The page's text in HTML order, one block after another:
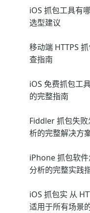
iOS 抓包工具有
选型建议
移动端 HTTPS
查指南
iOS 免费抓包工
的完整指南
Fiddler 抓包失败
析的完整解决方
iPhone 抓包软
分析的完整实践
iOS 抓包实 从
适用于所有场景